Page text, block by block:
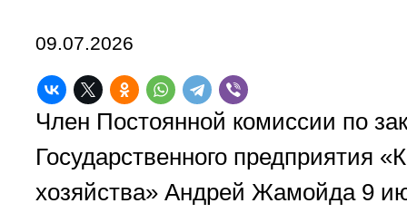
09.07.2026
Член Постоянной комиссии по
Государственного предприятия
хозяйства» Андрей Жамойда 9